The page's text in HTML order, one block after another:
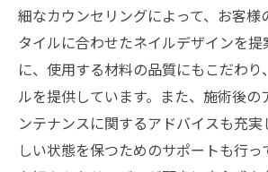
細なカウンセリングによって、お客様
タイルに合わせたネイルデザインを提
に、使用する材料の品質にもこだわり
ルを提供しています。また、施術後の
ンテナンスに関するアドバイスも充
しい状態を保つためのサポートも行っ